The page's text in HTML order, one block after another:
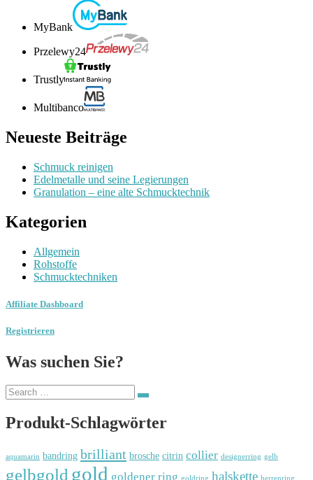
MyBank
Przelewy24
Trustly
Multibanco
Neueste Beiträge
Schmuck reinigen
Edelmetalle und seine Legierungen
Granulation – eine alte Schmucktechnik
Kategorien
Allgemein
Rohstoffe
Schmucktechniken
Affiliate Dashboard
Registrieren
Was suchen Sie?
Search
for:
Search
Produkt-Schlagwörter
aquamarin bandring brilliant brosche citrin collier designerring gelb
gelbgold gold goldener ring goldring halskette herrenring